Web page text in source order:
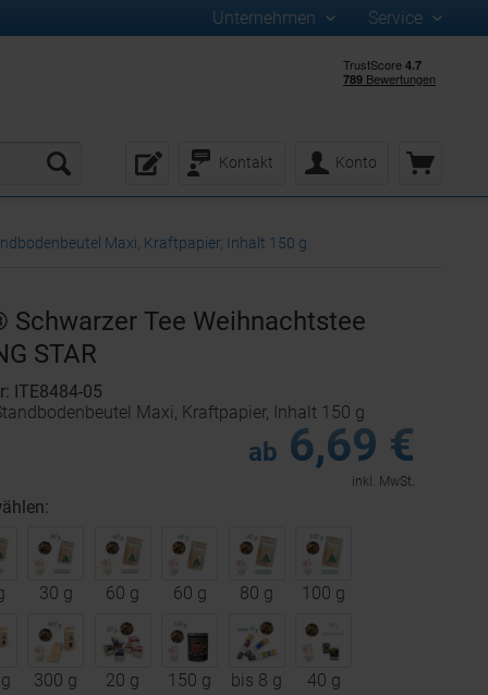
Unternehmen Service
Kontakt Konto
Maxi, Kraftpapier, Inhalt 150 g
Schwarzer Tee Weihnachtstee
STAR
ITE8484-05
Maxi, Kraftpapier, Inhalt 150 g
ab 6,69 €
inkl. MwSt.
30 g 60 g 60 g 80 g 100 g
300 g 20 g 150 g bis 8 g 40 g